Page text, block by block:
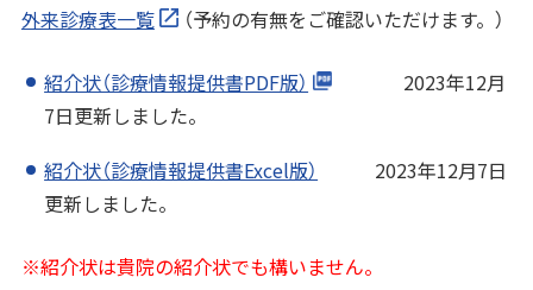
外来診療表一覧 （予約の有無をご確認いただけます。）
紹介状（診療情報提供書PDF版）
2023年12月
7日更新しました。
紹介状（診療情報提供書Excel版）
2023年12月7日
更新しました。
※紹介状は貴院の紹介状でも構いません。